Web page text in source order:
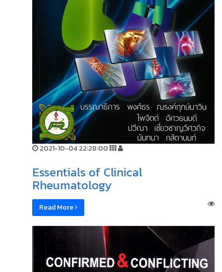
2021-10-04 22:28:00
Essentials of Clinical
Rheumatology
Read More